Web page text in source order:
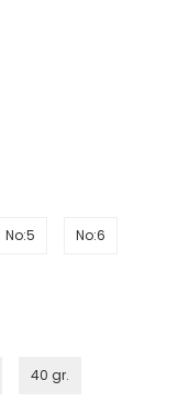
No:5 No:6
40 gr.